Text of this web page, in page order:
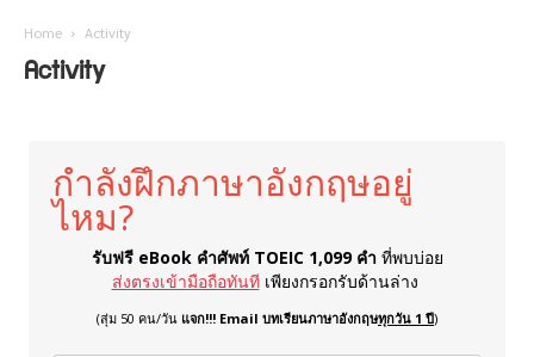
Home Activity
Activity
กำลังฝึกภาษาอังกฤษอยู่
ไหม?
รับฟรี eBook คำศัพท์ TOEIC 1,099 คำ ที่พบบ่อย
ส่งตรงเข้ามือถือทันที เพียงกรอกรับด้านล่าง
(สุ่ม 50 คน/วัน แจก!!! Email บทเรียนภาษาอังกฤษทุกวัน 1 ปี)